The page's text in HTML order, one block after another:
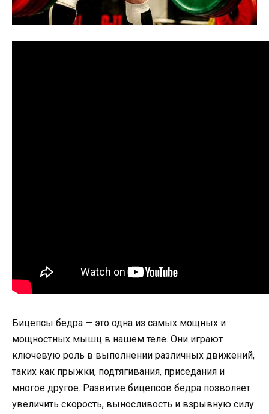
Бицепсы бедра — это одна из самых мощных и
мощностных мышц в нашем теле. Они играют
ключевую роль в выполнении различных движений,
таких как прыжки, подтягивания, приседания и
многое другое. Развитие бицепсов бедра позволяет
увеличить скорость, выносливость и взрывную силу.